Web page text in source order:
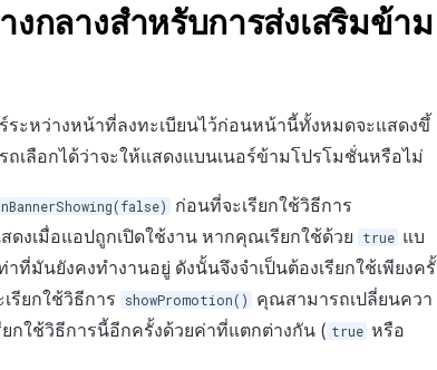
กลางสำหรับการส่งเสริมข้าม
ระหว่างหน้าที่ลงทะเบียนไว้ก่อนหน้านี้ทั้งหมดจะแสดงขึ้
ถเลือกได้ว่าจะให้แสดงแบนเนอร์ข้ามโปรโมชั่นหรือไม่
ก่อนที่จะเรียกใช้วิธีการ
งเมื่อแอปถูกเปิดใช้งาน หากคุณเรียกใช้ด้วย true แบ
ที่มันยังคงทำงานอยู่ ดังนั้นจึงจำเป็นต้องเรียกใช้เพียงครั้
รียกใช้วิธีการ
showPromotion()
คุณสามารถเปลี่ยนควา
กใช้วิธีการนี้อีกครั้งด้วยค่าที่แตกต่างกัน ( true หรือ